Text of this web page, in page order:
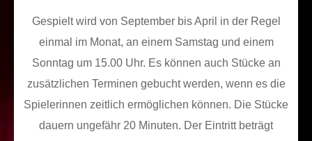
Gespielt wird von September bis April in der Regel
einmal im Monat, an einem Samstag und einem
Sonntag um 15.00 Uhr. Es können auch Stücke an
zusätzlichen Terminen gebucht werden, wenn es die
Spielerinnen zeitlich ermöglichen können. Die Stücke
dauern ungefähr 20 Minuten. Der Eintritt beträgt